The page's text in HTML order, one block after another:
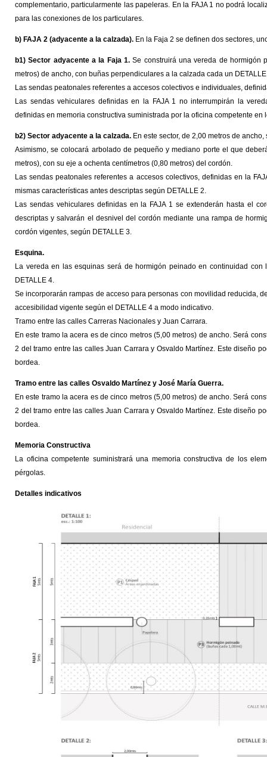
complementario, particularmente las papeleras. En la FAJA 1 no podrá
para las conexiones de los particulares.
b) FAJA 2 (adyacente a la calzada). En la Faja 2 se definen dos sectores,
b1) Sector adyacente a la Faja 1. Se construirá una vereda de hormigón
metros) de ancho, con buñas perpendiculares a la calzada cada un
Las sendas peatonales referentes a accesos colectivos e individuales,
Las sendas vehiculares definidas en la FAJA 1 no interrumpirán la
definidas en memoria constructiva suministrada por la oficina competente en
b2) Sector adyacente a la calzada. En este sector, de 2,00 metros de
Asimismo, se colocará arbolado de pequeño y mediano porte el que
metros), con su eje a ochenta centímetros (0,80 metros) del cordón.
Las sendas peatonales referentes a accesos colectivos, definidas en la
mismas características antes descriptas según DETALLE 2.
Las sendas vehiculares definidas en la FAJA 1 se extenderán hasta el
descriptas y salvarán el desnivel del cordón mediante una rampa de
cordón vigentes, según DETALLE 3.
Esquina.
La vereda en las esquinas será de hormigón peinado en continuidad
DETALLE 4.
Se incorporarán rampas de acceso para personas con movilidad reducida,
accesibilidad vigente según el DETALLE 4 a modo indicativo.
Tramo entre las calles Carreras Nacionales y Juan Carrara.
En este tramo la acera es de cinco metros (5,00 metros) de ancho. Será
2 del tramo entre las calles Juan Carrara y Osvaldo Martínez. Este diseño
bordea.
Tramo entre las calles Osvaldo Martínez y José María Guerra.
En este tramo la acera es de cinco metros (5,00 metros) de ancho. Será
2 del tramo entre las calles Juan Carrara y Osvaldo Martínez. Este diseño
bordea.
Memoria Constructiva
La oficina competente suministrará una memoria constructiva de los
pérgolas.
Detalles indicativos